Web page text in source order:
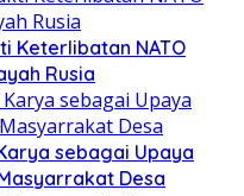
Keterlibatan NATO
Rusia
sebagai Upaya
Desa